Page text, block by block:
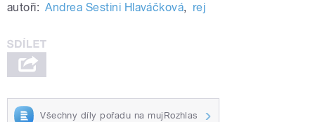
autoři: Andrea Sestini Hlaváčková, rej
Všechny díly pořadu na mujRozhlas